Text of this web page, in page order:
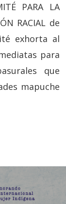
PARA LA
RACIAL de
exhorta al
para
que
mapuche